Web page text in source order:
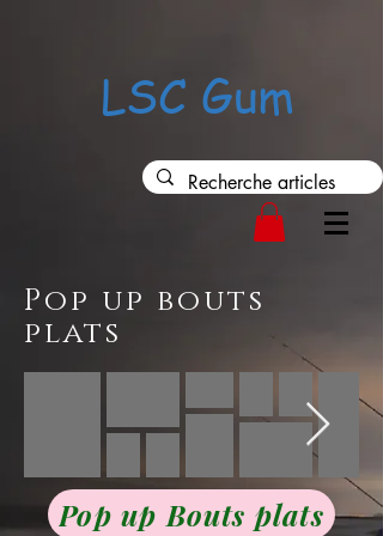
LSC Gum
Pop up bouts
plats
Pop up Bouts plats